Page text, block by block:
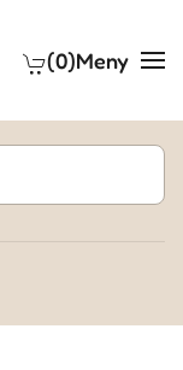
(0)Meny